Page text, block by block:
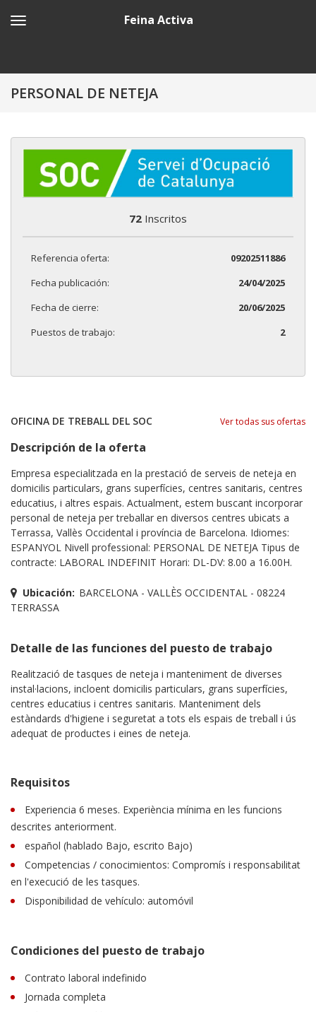
Feina Activa
PERSONAL DE NETEJA
72 Inscritos
Referencia oferta:
09202511886
Fecha publicación:
24/04/2025
Fecha de cierre:
20/06/2025
Puestos de trabajo:
2
OFICINA DE TREBALL DEL SOC Ver todas sus ofertas
Descripción de la oferta
Empresa especialitzada en la prestació de serveis de neteja en
domicilis particulars, grans superfícies, centres sanitaris, centres
educatius, i altres espais. Actualment, estem buscant incorporar
personal de neteja per treballar en diversos centres ubicats a
Terrassa, Vallès Occidental i província de Barcelona. Idiomes:
ESPANYOL Nivell professional: PERSONAL DE NETEJA Tipus de
contracte: LABORAL INDEFINIT Horari: DL-DV: 8.00 a 16.00H.
Ubicación: BARCELONA - VALLÈS OCCIDENTAL - 08224
TERRASSA
Detalle de las funciones del puesto de trabajo
Realització de tasques de neteja i manteniment de diverses
instal·lacions, incloent domicilis particulars, grans superfícies,
centres educatius i centres sanitaris. Manteniment dels
estàndards d'higiene i seguretat a tots els espais de treball i ús
adequat de productes i eines de neteja.
Requisitos
Experiencia 6 meses. Experiència mínima en les funcions
descrites anteriorment.
español (hablado Bajo, escrito Bajo)
Competencias / conocimientos: Compromís i responsabilitat
en l'execució de les tasques.
Disponibilidad de vehículo: automóvil
Condiciones del puesto de trabajo
Contrato laboral indefinido
Jornada completa